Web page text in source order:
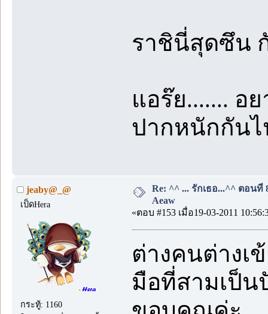
ราชินี่สุดซึน
แอร๊ย....... อ
ปากหนักกันไ
jeaby@_@
เป็ดHera
กระทู้: 1160
Re: ^^ ... รักเธอ...^^ ตอนที่
Aeaw
«ตอบ #153 เมื่อ19-03-2011
ต่างคนต่างเ
มือที่สามเป็น